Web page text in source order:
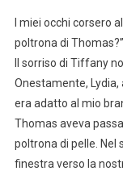
I miei occhi corsero
poltrona di Thomas?”
Il sorriso di Tiffany
Onestamente, Lydia,
era adatto al mio
Thomas aveva
poltrona di pelle. Nel
finestra verso la